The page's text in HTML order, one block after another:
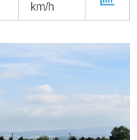
km/h